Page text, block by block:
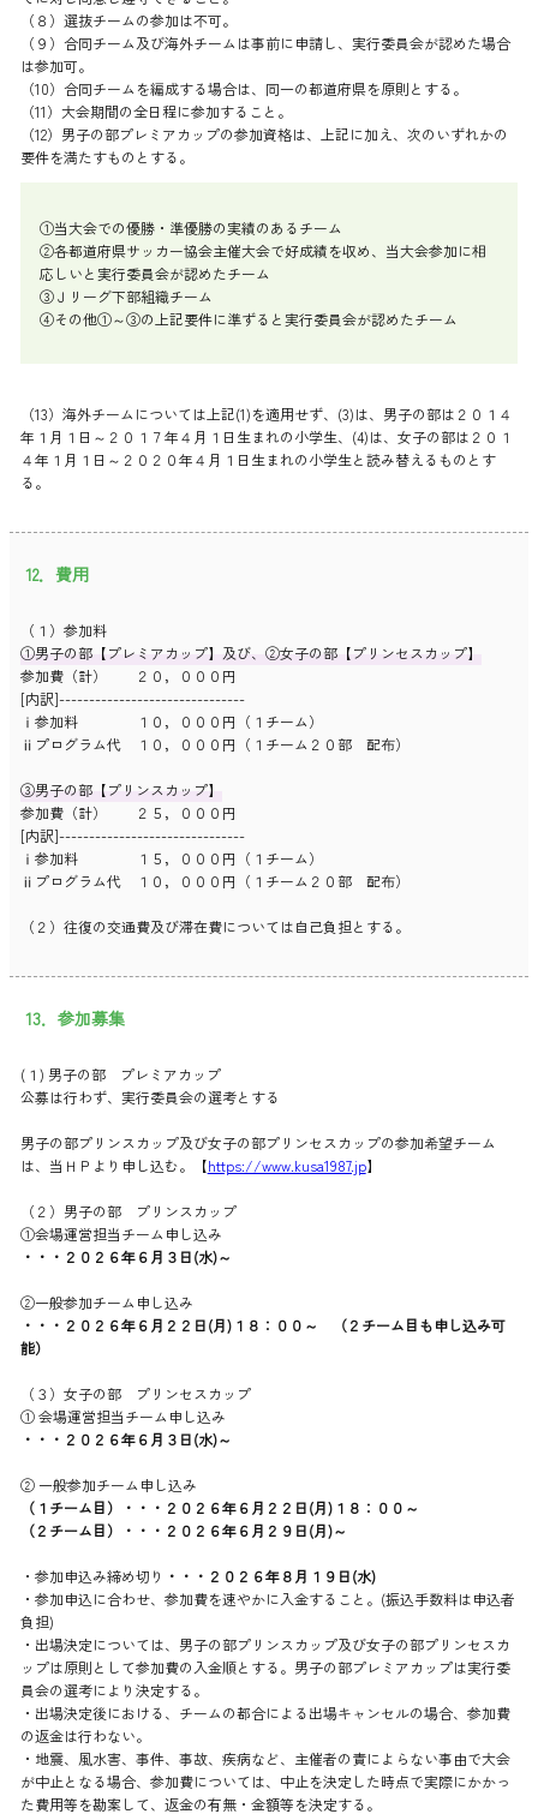
（８）選抜チームの参加は不可。
（９）合同チーム及び海外チームは事前に申請し、実行委員会が認めた場合
は参加可。
（10）合同チームを編成する場合は、同一の都道府県を原則とする。
（11）大会期間の全日程に参加すること。
（12）男子の部プレミアカップの参加資格は、上記に加え、次のいずれかの
要件を満たすものとする。
①当大会での優勝・準優勝の実績のあるチーム
②各都道府県サッカー協会主催大会で好成績を収め、当大会参加に相
応しいと実行委員会が認めたチーム
③Ｊリーグ下部組織チーム
④その他①～③の上記要件に準ずると実行委員会が認めたチーム
（13）海外チームについては上記(1)を適用せず、(3)は、男子の部は２０１４
年１月１日～２０１７年４月１日生まれの小学生、(4)は、女子の部は２０１
４年１月１日～２０２０年４月１日生まれの小学生と読み替えるものとす
る。
12．費用
（１）参加料
①男子の部【プレミアカップ】及び、②女子の部【プリンセスカップ】
参加費（計） ２０，０００円
[内訳]-------------------------------
ⅰ参加料 １０，０００円（１チーム）
ⅱプログラム代 １０，０００円（１チーム２０部 配布）
③男子の部【プリンスカップ】
参加費（計） ２５，０００円
[内訳]-------------------------------
ⅰ参加料 １５，０００円（１チーム）
ⅱプログラム代 １０，０００円（１チーム２０部 配布）
（２）往復の交通費及び滞在費については自己負担とする。
13．参加募集
(１) 男子の部 プレミアカップ
公募は行わず、実行委員会の選考とする
男子の部プリンスカップ及び女子の部プリンセスカップの参加希望チーム
は、当ＨＰより申し込む。【https://www.kusa1987.jp】
（２）男子の部 プリンスカップ
①会場運営担当チーム申し込み
・・・２０２６年６月３日(水)～
②一般参加チーム申し込み
・・・２０２６年６月２２日(月)１８：００～ （２チーム目も申し込み可
能）
（３）女子の部 プリンセスカップ
① 会場運営担当チーム申し込み
・・・２０２６年６月３日(水)～
② 一般参加チーム申し込み
（１チーム目）・・・２０２６年６月２２日(月)１８：００～
（２チーム目）・・・２０２６年６月２９日(月)～
・参加申込み締め切り ・・・２０２６年８月１９日(水)
・参加申込に合わせ、参加費を速やかに入金すること。(振込手数料は申込者
負担)
・出場決定については、男子の部プリンスカップ及び女子の部プリンセスカ
ップは原則として参加費の入金順とする。男子の部プレミアカップは実行委
員会の選考により決定する。
・出場決定後における、チームの都合による出場キャンセルの場合、参加費
の返金は行わない。
・地震、風水害、事件、事故、疾病など、主催者の責によらない事由で大会
が中止となる場合、参加費については、中止を決定した時点で実際にかかっ
た費用等を勘案して、返金の有無・金額等を決定する。